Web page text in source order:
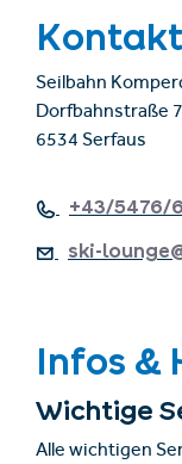
Kontakt
Seilbahn
Dorfbahnstraße
6534 Serfaus
+43/5476/
ski-
Infos &
Wichtige
Alle wichtigen